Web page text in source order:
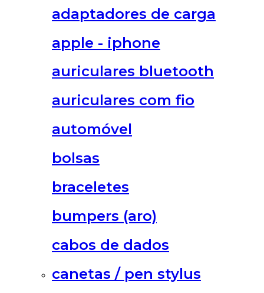
adaptadores de carga
apple - iphone
auriculares bluetooth
auriculares com fio
automóvel
bolsas
braceletes
bumpers (aro)
cabos de dados
canetas / pen stylus